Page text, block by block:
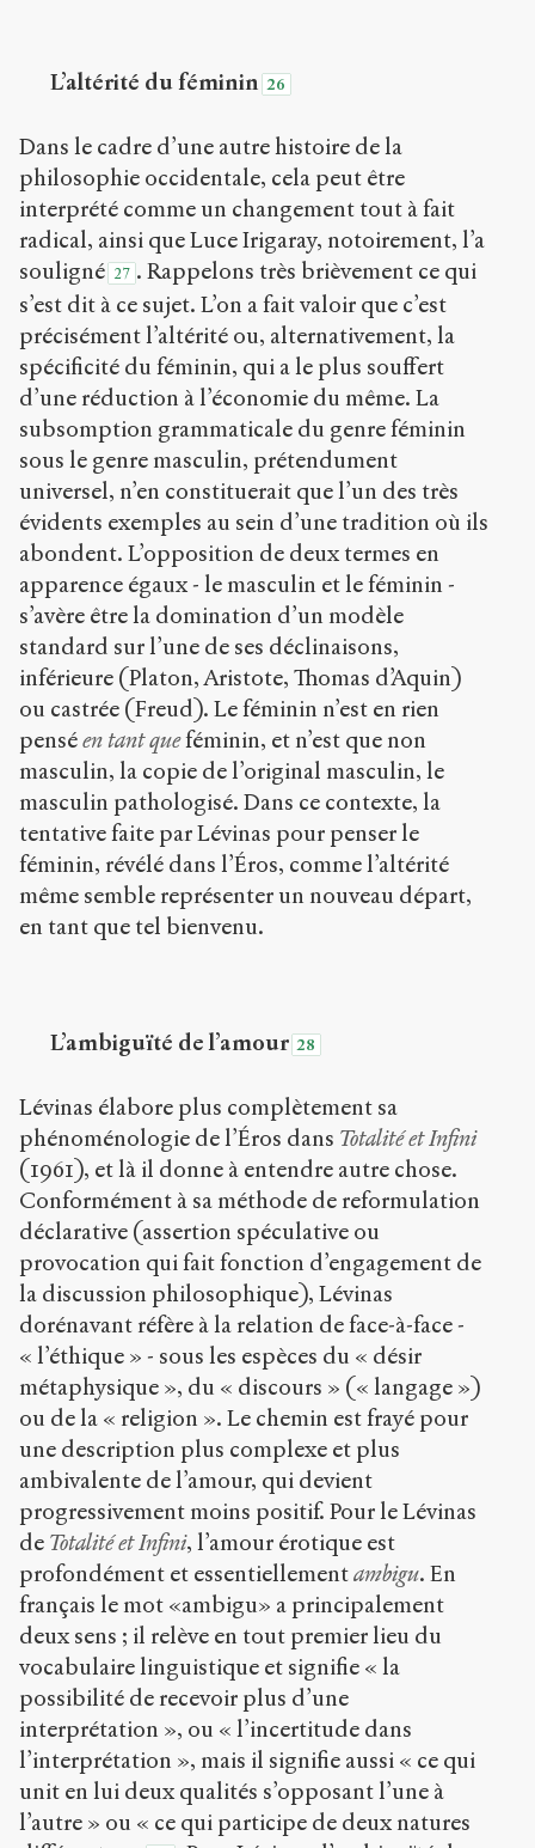
L’altérité du féminin 26
Dans le cadre d’une autre histoire de la
philosophie occidentale, cela peut être
interprété comme un changement tout à fait
radical, ainsi que Luce Irigaray, notoirement, l’a
souligné 27 . Rappelons très brièvement ce qui
s’est dit à ce sujet. L’on a fait valoir que c’est
précisément l’altérité ou, alternativement, la
spécificité du féminin, qui a le plus souffert
d’une réduction à l’économie du même. La
subsomption grammaticale du genre féminin
sous le genre masculin, prétendument
universel, n’en constituerait que l’un des très
évidents exemples au sein d’une tradition où ils
abondent. L’opposition de deux termes en
apparence égaux - le masculin et le féminin -
s’avère être la domination d’un modèle
standard sur l’une de ses déclinaisons,
inférieure (Platon, Aristote, Thomas d’Aquin)
ou castrée (Freud). Le féminin n’est en rien
penséen tant queféminin, et n’est que non
masculin, la copie de l’original masculin, le
masculin pathologisé. Dans ce contexte, la
tentative faite par Lévinas pour penser le
féminin, révélé dans l’Éros, comme l’altérité
même semble représenter un nouveau départ,
en tant que tel bienvenu.
L’ambiguïté de l’amour 28
Lévinas élabore plus complètement sa
phénoménologie de l’Éros dans Totalité et Infini
(1961), et là il donne à entendre autre chose.
Conformément à sa méthode de reformulation
déclarative (assertion spéculative ou
provocation qui fait fonction d’engagement de
la discussion philosophique), Lévinas
dorénavant réfère à la relation de face-à-face -
« l’éthique » - sous les espèces du « désir
métaphysique », du « discours » (« langage »)
ou de la « religion ». Le chemin est frayé pour
une description plus complexe et plus
ambivalente de l’amour, qui devient
progressivement moins positif. Pour le Lévinas
de Totalité et Infini, l’amour érotique est
profondément et essentiellementambigu. En
français le mot «ambigu» a principalement
deux sens ; il relève en tout premier lieu du
vocabulaire linguistique et signifie « la
possibilité de recevoir plus d’une
interprétation », ou « l’incertitude dans
l’interprétation », mais il signifie aussi « ce qui
unit en lui deux qualités s’opposant l’une à
l’autre » ou « ce qui participe de deux natures